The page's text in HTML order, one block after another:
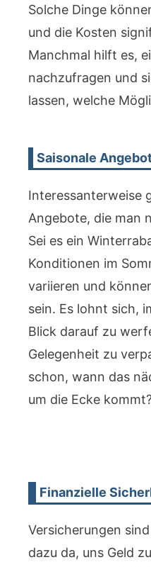
Solche Dinge
und die Kosten
Manchmal hilft es,
nachzufragen und
lassen, welche
Saisonale
Interessanterweise
Angebote, die man
Sei es ein
Konditionen im
variieren und
sein. Es lohnt sich,
Blick darauf zu
Gelegenheit zu
schon, wann das
um die Ecke
Finanzielle
Versicherungen
dazu da, uns Geld